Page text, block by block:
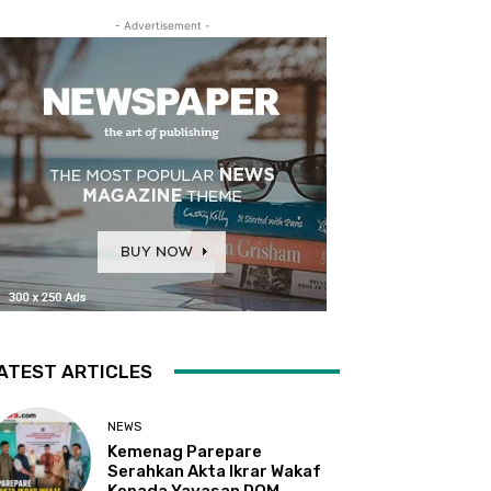
- Advertisement -
ARTICLES
NEWS
Kemenag Parepare
Serahkan Akta Ikrar Wakaf